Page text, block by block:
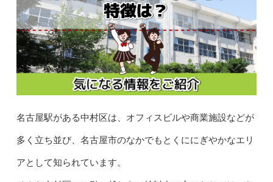
名古屋駅がある中村区は、オフィスビルや商業施設などが
多く立ち並び、名古屋市のなかでもとくににぎやかなエリ
アとして知られています。